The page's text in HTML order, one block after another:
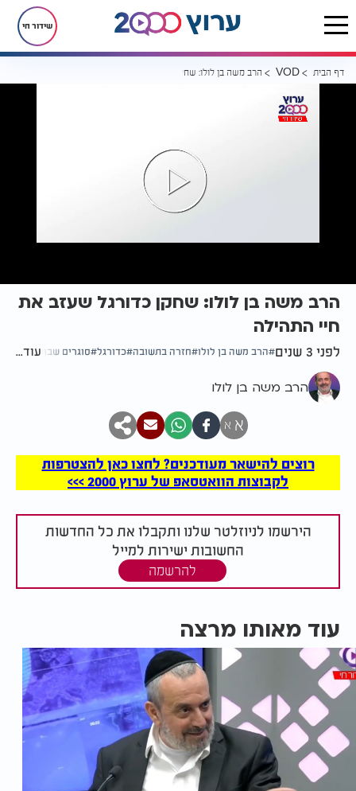
שידור חי
דף הבית VOD הרב משה בן לולו: שחקן כדורגל שעזב את חיי התהילה
הרב משה בן לולו: שחקן כדורגל שעזב את
חיי התהילה
לפני 3 שנים הרב משה בן לולו חזרה בתשובה כדורגל סוגרים שבועעוד...
הרב משה בן לולו
א א
רוצים להישאר מעודכנים? לחצו כאן להצטרפות
לקבוצות הוואטסאפ של ערוץ 2000 >>>
הירשמו לניוזלטר שלנו ותקבלו את כל החדשות
החשובות ישירות למייל
להרשמה
עוד מאותו מרצה